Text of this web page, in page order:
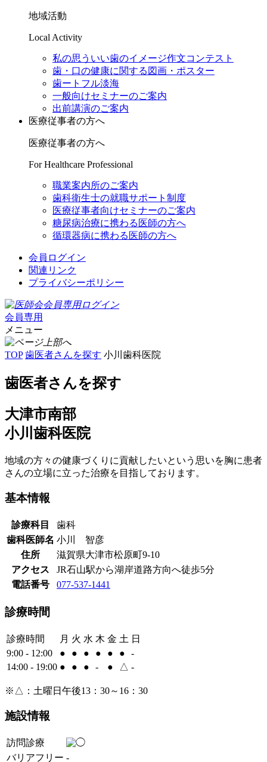
地域活動
Local Activity
私の思ういい歯のイメージ作文コンテスト
歯・口の健康に関する図画・ポスター
歯ートフル淡海
一般向けセミナーのご案内
出前講演のご案内
医療従事者の方へ
医療従事者の方へ
For Healthcare Professional
職業案内所のご案内
歯科衛生士の就職サポート制度
医療従事者向けセミナーのご案内
糖尿病治療に携わる医師の方へ
循環器病に携わる医師の方へ
会員ログイン
関連リンク
プライバシーポリシー
会員専用
メニュー
TOP 歯医者さんを探す 小川歯科医院
歯医者さんを探す
大津市南部
小川歯科医院
地域の方々の健康づくりに貢献したいという思いを胸に患者
さんの立場に立った治療を目指しております。
基本情報
診療科目
歯科
歯科医師名 小川 智彦
住所
滋賀県大津市松原町9-10
アクセス
JR石山駅から湖岸道路方向へ徒歩5分
電話番号
077-537-1441
診療時間
診療時間 月 火 水 木 金 土 日
9:00 - 12:00
● ● ● ● ● ●
-
14:00 - 19:00 ● ● ● - ● △ -
※△：土曜日午後13：30～16：30
施設情報
訪問診療
バリアフリー -